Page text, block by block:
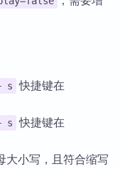
s 快捷键在
s 快捷键在
大小写，且符合缩写